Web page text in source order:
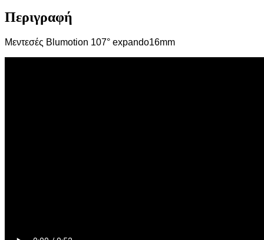
Περιγραφή
Μεντεσές Blumotion 107° expando16mm